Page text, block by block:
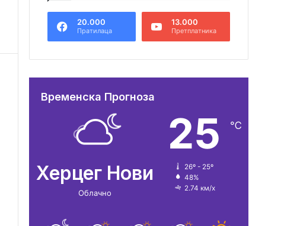
20.000
Пратилаца
13.000
Претплатника
Временска Прогноза
Херцег Нови
Облачно
25 ℃
26º - 25º
48%
2.74 км/х